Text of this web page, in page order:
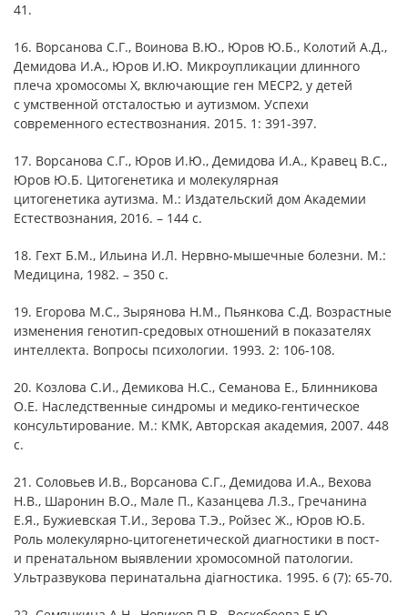
41.
16. Ворсанова С.Г., Воинова В.Ю., Юров Ю.Б., Колотий А.Д.,
Демидова И.А., Юров И.Ю. Микроупликации длинного
плеча хромосомы Х, включающие ген MECP2, у детей
с умственной отсталостью и аутизмом. Успехи
современного естествознания. 2015. 1: 391-397.
17. Ворсанова С.Г., Юров И.Ю., Демидова И.А., Кравец В.С.,
Юров Ю.Б. Цитогенетика и молекулярная
цитогенетика аутизма. М.: Издательский дом Академии
Естествознания, 2016. – 144 с.
18. Гехт Б.М., Ильина И.Л. Нервно-мышечные болезни. М.:
Медицина, 1982. – 350 c.
19. Егорова М.С., Зырянова Н.М., Пьянкова С.Д. Возрастные
изменения генотип-средовых отношений в показателях
интеллекта. Вопросы психологии. 1993. 2: 106-108.
20. Козлова С.И., Демикова Н.С., Семанова Е., Блинникова
О.Е. Наследственные синдромы и медико-гентическое
консультирование. М.: КМК, Авторская академия, 2007. 448
с.
21. Соловьев И.В., Ворсанова С.Г., Демидова И.А., Вехова
Н.В., Шаронин В.О., Мале П., Казанцева Л.З., Гречанина
Е.Я., Бужиевская Т.И., Зерова Т.Э., Ройзес Ж., Юров Ю.Б.
Роль молекулярно-цитогенетической диагностики в пост-
и пренатальном выявлении хромосомной патологии.
Ультразвукова перинатальна дiагностика. 1995. 6 (7): 65-70.